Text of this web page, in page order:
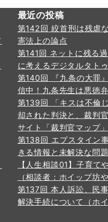
最近の投稿
第142回 絞首刑は残虐
憲法上の論点
第141回 ネットに残る
に考えるデジタルタト
第140回 『九条の大罪
信中！九条先生は悪徳
第139回 「キスは不倫
却された判決と、裁判
サイト「裁判官マップ
第138回 エプスタイン
きる情報と未解決な問題
【人生相談01】子育て
（相談者：ホイップ坊や
第137回 本人訴訟、民
解決手続について（ホ